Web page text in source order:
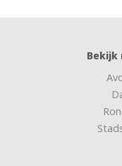
Bekijk